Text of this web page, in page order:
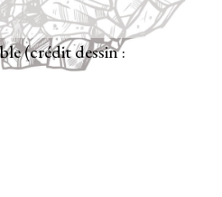
(crédit dessin :